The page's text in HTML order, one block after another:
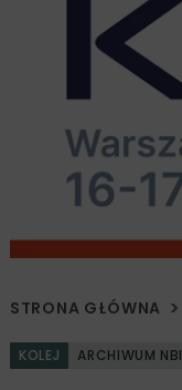
STRONA GŁÓWNA
KOLEJ ARCHIWUM NBI